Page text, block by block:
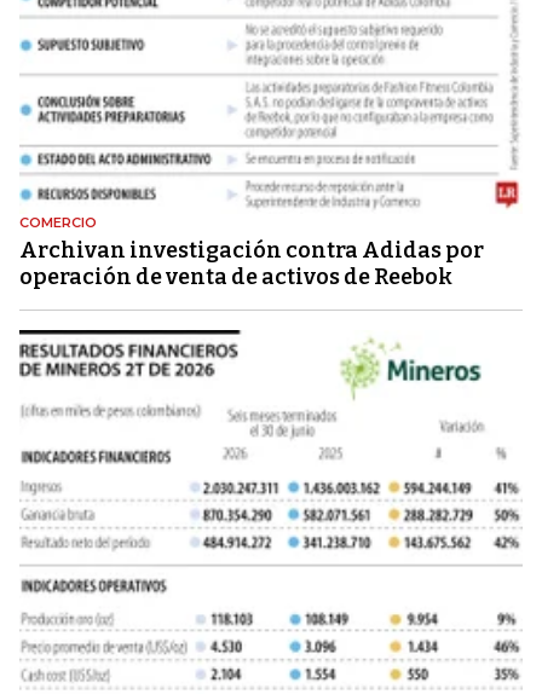
COMERCIO
Archivan investigación contra Adidas por
operación de venta de activos de Reebok